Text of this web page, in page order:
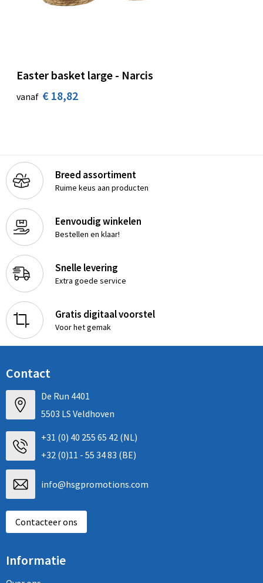
Easter basket large - Narcis
vanaf € 18,82
Breed assortiment
Ruime keus aan producten
Eenvoudig winkelen
Bestellen en klaar!
Snelle levering
Extra goede service
Gratis digitaal voorstel
Voor het gemak
Contact
De Run 4401
5503 LS Veldhoven
+31 (0) 40 255 65 42 (NL)
+32 (0)11 - 55 34 83 (BE)
info@hsgpromotions.com
Contacteer ons
Informatie